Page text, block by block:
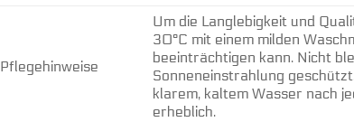
Pflegehinweise
Um die Langlebigkeit und
30°C mit einem milden
beeinträchtigen kann. Nicht
Sonneneinstrahlung
klarem, kaltem Wasser nach
erheblich.